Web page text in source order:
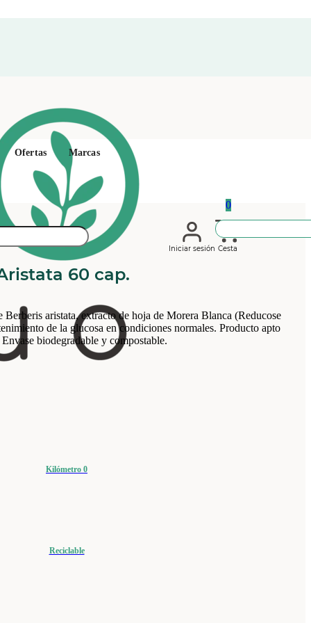
Iniciar sesión
0
Cesta
Ofertas Marcas
60 cap.
aristata, extracto de hoja de Morera Blanca (Reducose
de la glucosa en condiciones normales. Producto apto
biodegradable y compostable.
Kilómetro 0
Reciclable